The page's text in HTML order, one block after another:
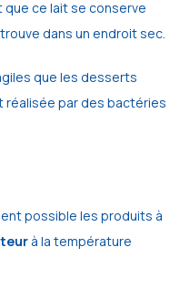
que ce lait se conserve
dans un endroit sec.
que les desserts
réalisée par des bactéries
possible les produits à
à la température